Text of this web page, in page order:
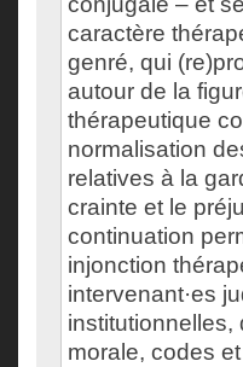
caractère
genré, qui
autour de la
thérapeutique
normalisation
relatives à la
crainte et le
continuation
injonction
intervenant·es
institutionnelles,
morale, codes